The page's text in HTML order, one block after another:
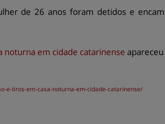
de 26 anos foram detidos e
noturna em cidade catarinense
e-tiros-em-casa-noturna-em-cidade-catarinense/